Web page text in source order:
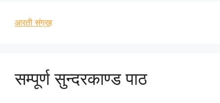
आरती संग्रह
सम्पूर्ण सुन्दरकाण्ड पाठ